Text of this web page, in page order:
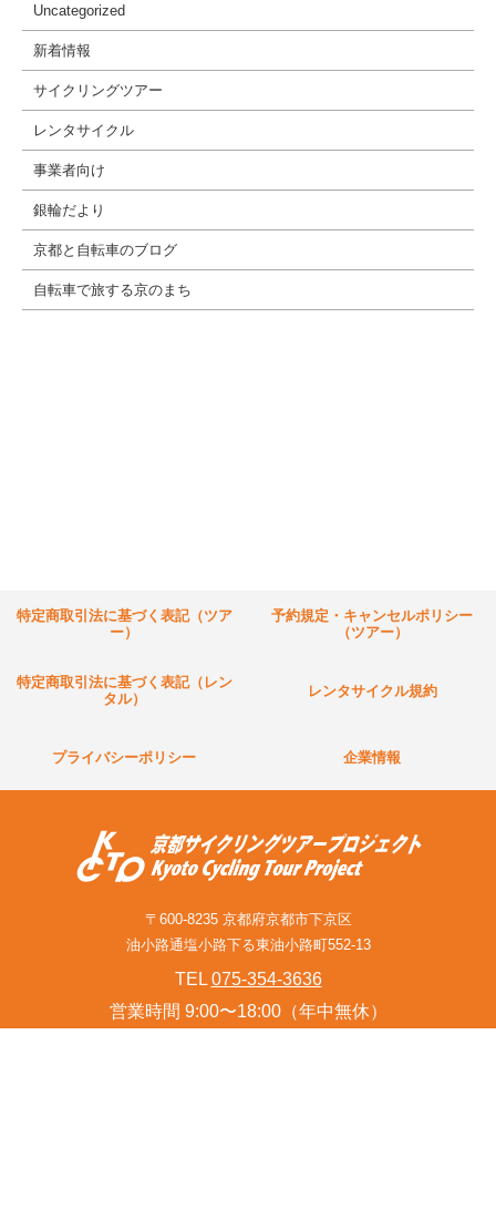
Uncategorized
新着情報
サイクリングツアー
レンタサイクル
事業者向け
銀輪だより
京都と自転車のブログ
自転車で旅する京のまち
特定商取引法に基づく表記（ツア
ー）
予約規定・キャンセルポリシー
（ツアー）
特定商取引法に基づく表記（レン
タル）
レンタサイクル規約
プライバシーポリシー 企業情報
〒600-8235 京都府京都市下京区
油小路通塩小路下る東油小路町552-13
TEL 075-354-3636
営業時間 9:00〜18:00（年中無休）